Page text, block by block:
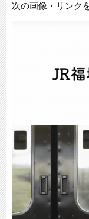
次の画像・リンク